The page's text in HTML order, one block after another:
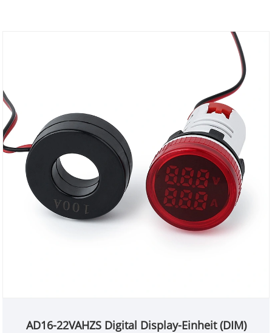
AD16-22VAHZS Digital Display-Einheit (DIM)